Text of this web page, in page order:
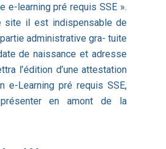
e-learning pré requis SSE ».
site il est indispensable de
administrative gra- tuite
de naissance et adresse
l’édition d’une attestation
e-Learning pré requis SSE,
en amont de la